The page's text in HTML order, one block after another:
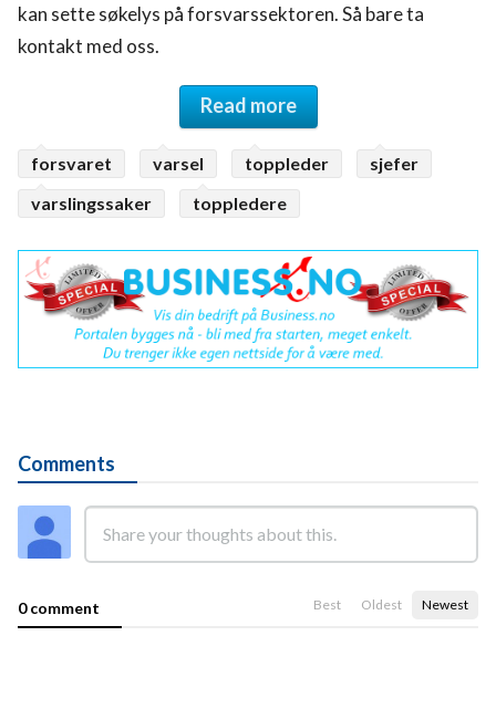
kan sette søkelys på forsvarssektoren. Så bare ta
kontakt med oss.
Read more
forsvaret varsel toppleder
sjefer
varslingssaker
toppledere
Comments
0 comment Best Oldest Newest